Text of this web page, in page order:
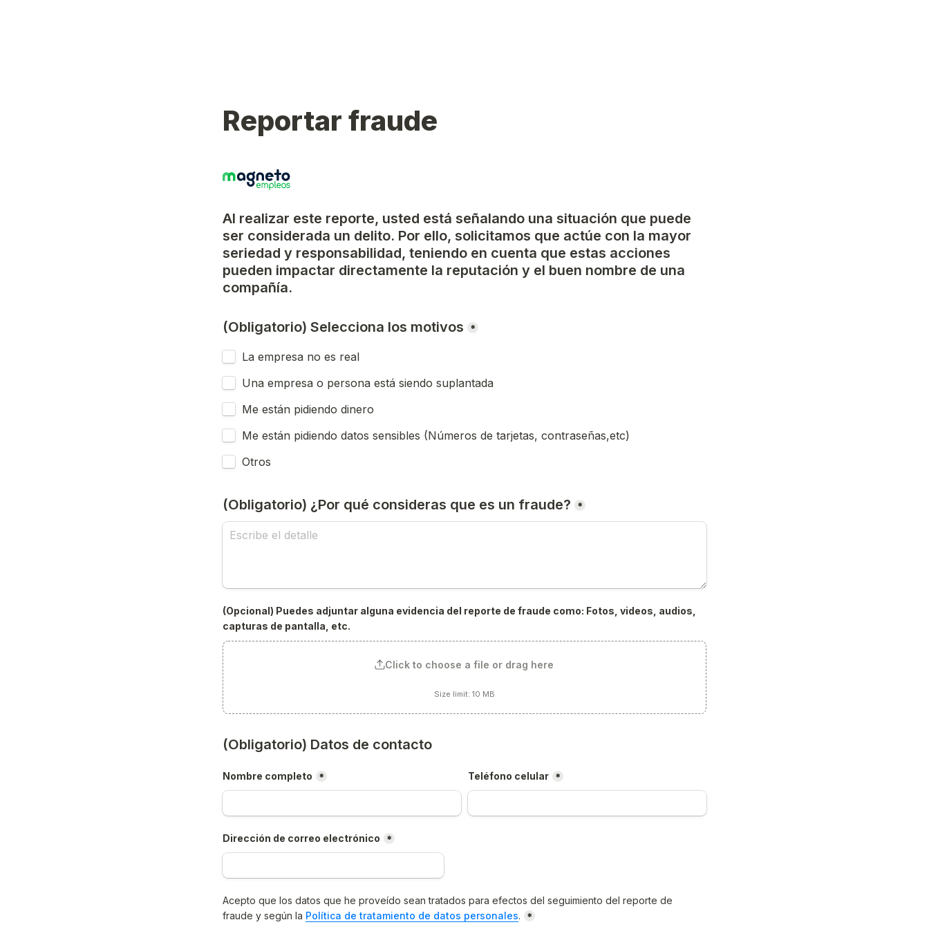
Reportar fraude
Al realizar este reporte, usted está señalando una situación que puede
ser considerada un delito. Por ello, solicitamos que actúe con la mayor
seriedad y responsabilidad, teniendo en cuenta que estas acciones
pueden impactar directamente la reputación y el buen nombre de una
compañía.
(Obligatorio) Selecciona los motivos *
La empresa no es real
Una empresa o persona está siendo suplantada
Me están pidiendo dinero
Me están pidiendo datos sensibles (Números de tarjetas, contraseñas,etc)
Otros
(Obligatorio) ¿Por qué consideras que es un fraude? *
(Opcional) Puedes adjuntar alguna evidencia del reporte de fraude como: Fotos, videos, audios,
capturas de pantalla, etc.
Click to choose a file or drag here
Size limit: 10 MB
(Obligatorio) Datos de contacto
Nombre completo * Teléfono celular *
Dirección de correo electrónico *
Acepto que los datos que he proveído sean tratados para efectos del seguimiento del reporte de
fraude y según la Política de tratamiento de datos personales. *